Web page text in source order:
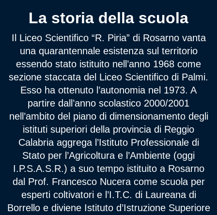
La storia della scuola
Il Liceo Scientifico “R. Piria” di Rosarno vanta
una quarantennale esistenza sul territorio
essendo stato istituito nell’anno 1968 come
sezione staccata del Liceo Scientifico di Palmi.
Esso ha ottenuto l’autonomia nel 1973. A
partire dall’anno scolastico 2000/2001
nell’ambito del piano di dimensionamento degli
istituti superiori della provincia di Reggio
Calabria aggrega l’Istituto Professionale di
Stato per l’Agricoltura e l’Ambiente (oggi
I.P.S.A.S.R.) a suo tempo istituito a Rosarno
dal Prof. Francesco Nucera come scuola per
esperti coltivatori e l’I.T.C. di Laureana di
Borrello e diviene Istituto d’Istruzione Superiore